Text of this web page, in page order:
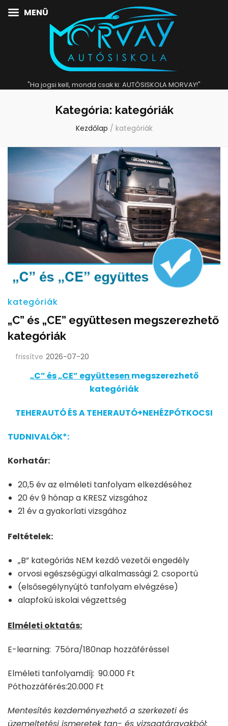
"Ha jogsi kell, mondd csak ki: AUTÓSISKOLA MORVAY!"
Kategória: kategóriák
Kezdőlap / kategóriák
kategóriák
„C” és „CE” együttesen megszerezhető
kategóriák
frissítve 2026-07-20
„C” és „CE” együttesen megszerezhető
kategóriák
TEHERAUTÓ ÉS A TEHERAUTÓ+NEHÉZPÓTKOCSI
TUDNIVALÓK*:
Korhatár:
20,5 év az elméleti tanfolyam elkezdéséhez
20 év 9 hónap a KRESZ vizsgához
21 év a gyakorlati vizsgához
Feltételek:
„B” kategóriás NEM kezdő vezetői engedély
orvosi egészségügyi alkalmassági 2. csoportú
(elsősegélynyújtó tanfolyam elvégzése)
alapfokú iskolai végzettség
Elméleti oktatás:
E-learning: 75óra/180nap hozzáféréssel
Elméleti tanfolyamdíj: 90.000 Ft
Póthozzáférés:20.000 Ft
Mentesítés kezdeményezhető a szerkezeti és
üzemeltetési ismeretek tan- és vizsgatárgyakból:
MENÜ